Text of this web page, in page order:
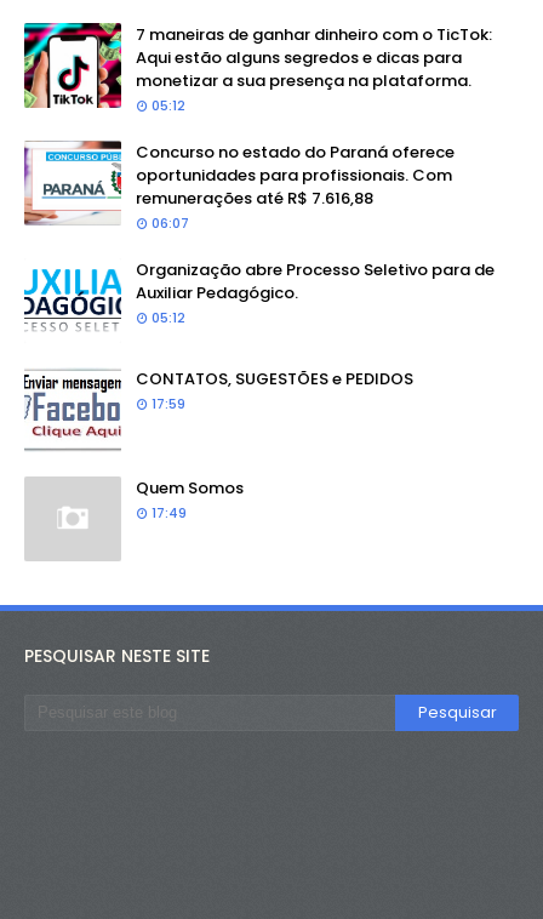
7 maneiras de ganhar dinheiro com o TicTok:
Aqui estão alguns segredos e dicas para
monetizar a sua presença na plataforma.
05:12
Concurso no estado do Paraná oferece
oportunidades para profissionais. Com
remunerações até R$ 7.616,88
06:07
Organização abre Processo Seletivo para de
Auxiliar Pedagógico.
05:12
CONTATOS, SUGESTÕES e PEDIDOS
17:59
Quem Somos
17:49
PESQUISAR NESTE SITE